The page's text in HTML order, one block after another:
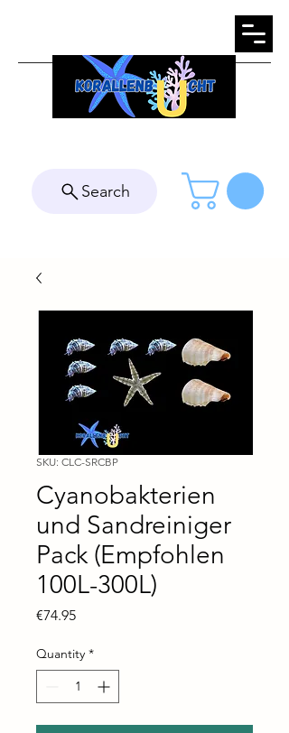
Search
SKU: CLC-SRCBP
Cyanobakterien
und Sandreiniger
Pack (Empfohlen
100L-300L)
€74.95Price
Quantity *